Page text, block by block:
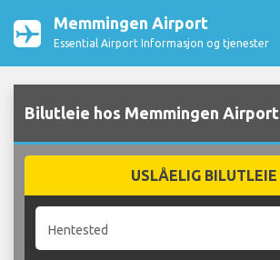
Memmingen Airport
Essential Airport Informasjon og tjenester
Bilutleie hos Memmingen Airport
USLÅELIG BILUTLEIE
Hentested